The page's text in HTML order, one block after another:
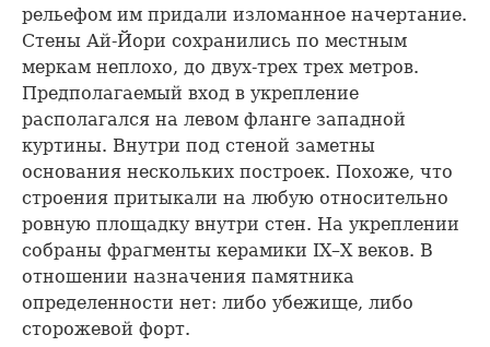
рельефом им придали изломанное начертание.
Стены Ай-Йори сохранились по местным
меркам неплохо, до двух-трех трех метров.
Предполагаемый вход в укрепление
располагался на левом фланге западной
куртины. Внутри под стеной заметны
основания нескольких построек. Похоже, что
строения притыкали на любую относительно
ровную площадку внутри стен. На укреплении
собраны фрагменты керамики IX–X веков. В
отношении назначения памятника
определенности нет: либо убежище, либо
сторожевой форт.